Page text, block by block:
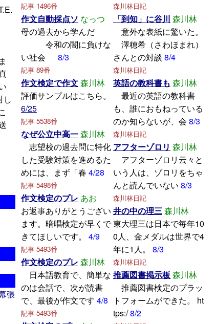
し
張
記事 1496番
作文自動採点ソ なっつ
母の過去から学んだ
令和の闇に負けな
い社会
8/3
記事 89番
作文検定で作文森川林
評価サンプルはこちら。
6/25
記事 5538番
なぜ公立中高一森川林
志望校の過去問に特化
した受験対策を進めるた
めには、まず「春 4/28
記事 5498番
作文検定のプレ あお
お返事ありがとうござい
ます。暗唱検定が早くで
きてほしいです。
4/9
記事 5493番
作文検定のプレ 森川林
日本語教育で、簡単な
のは会話で、次が読書
で、最後が作文です 4/8
記事 5493番
森川林日記
「到知」に谷川 森川林
意外な表紙に驚いた。
澤穂希（さわほまれ）
さんとの対談 8/4
森川林日記
英語の教科書も 森川林
最近の英語の教科書
も、誰におもねっている
のか知らないが、会 8/3
森川林日記
アフターゾロリ 森川林
アフターゾロリ云々と
いう人は、ゾロリをちゃ
んと読んでいない 8/3
森川林日記
井の中の理三森川林
東大理三は日本で毎年10
0人、金メダルは世界で4
年に1人。 8/3
森川林日記
推薦図書掲示板森川林
推薦図書検定のプラッ
トフォームができた。 ht
tps:/8/2